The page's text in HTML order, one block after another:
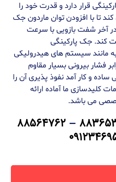
قرار دارد و قدرت خود را
تا با افزودن توان ماردون جک
در آخر شفت بازویی با سرعت
کند. جک پارکینگی
به مانند سیستم های هیدرولیکی
فشار بیرونی بسیار مقاوم
و کار آمد نفوذ پذیری آن را
کلیدسازی ما آماده ارائه
می باشد.
–۸۸۵۶۴۷۶۲